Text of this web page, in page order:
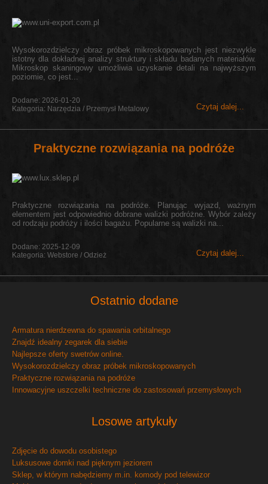
Wysokorozdzielczy obraz próbek mikroskopowanych jest niezwykle
istotny dla dokładnej analizy struktury i składu badanych materiałów.
Mikroskop skaningowy umożliwia uzyskanie detali na najwyższym
poziomie, co jest...
Czytaj dalej...
Dodane: 2026-01-20
Kategoria: Narzędzia / Przemysł Metalowy
Praktyczne rozwiązania na podróże
Praktyczne rozwiązania na podróże. Planując wyjazd, ważnym
elementem jest odpowiednio dobrane walizki podróżne. Wybór zależy
od rodzaju podróży i ilości bagażu. Popularne są walizki na...
Czytaj dalej...
Dodane: 2025-12-09
Kategoria: Webstore / Odzież
Ostatnio dodane
Armatura nierdzewna do spawania orbitalnego
Znajdź idealny zegarek dla siebie
Najlepsze oferty swetrów online.
Wysokorozdzielczy obraz próbek mikroskopowanych
Praktyczne rozwiązania na podróże
Innowacyjne uszczelki techniczne do zastosowań przemysłowych
Losowe artykuły
Zdjęcie do dowodu osobistego
Luksusowe domki nad pięknym jeziorem
Sklep, w którym nabędziemy m.in. komody pod telewizor